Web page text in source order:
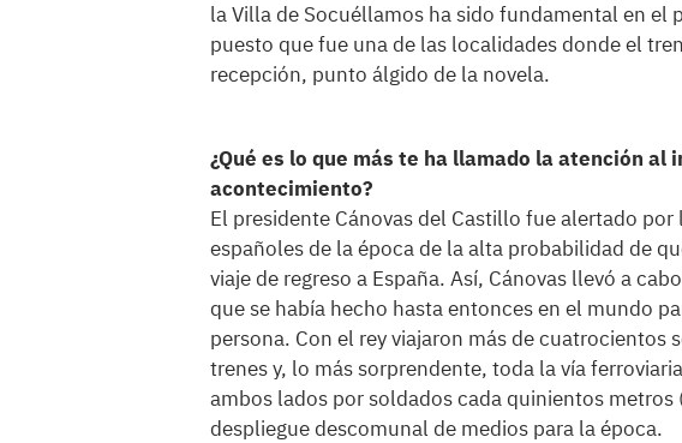
la Villa de Socuéllamos ha sido fundamental en el
puesto que fue una de las localidades donde el
recepción, punto álgido de la novela.
¿Qué es lo que más te ha llamado la atención al
acontecimiento?
El presidente Cánovas del Castillo fue alertado
españoles de la época de la alta probabilidad de
viaje de regreso a España. Así, Cánovas llevó a
que se había hecho hasta entonces en el mundo
persona. Con el rey viajaron más de cuatrocientos
trenes y, lo más sorprendente, toda la vía
ambos lados por soldados cada quinientos
despliegue descomunal de medios para la época.